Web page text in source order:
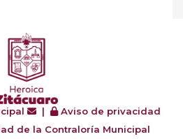
|
Aviso de privacidad
de la Contraloría Municipal